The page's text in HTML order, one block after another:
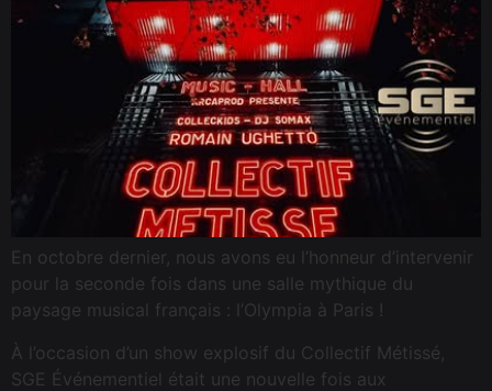
En octobre dernier, nous avons eu l’honneur d’intervenir
pour la seconde fois dans une salle mythique du
paysage musical français : l’Olympia à Paris !
À l’occasion d’un show explosif du Collectif Métissé,
SGE Événementiel était une nouvelle fois aux